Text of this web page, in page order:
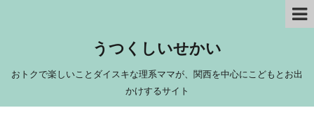
うつくしいせかい
おトクで楽しいことダイスキな理系ママが、関西を中心にこどもとお出
かけするサイト